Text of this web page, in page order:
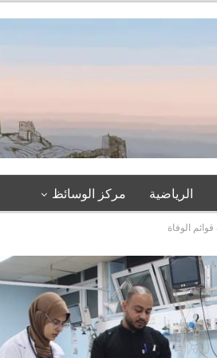
الرياضية مركز الوسائظ